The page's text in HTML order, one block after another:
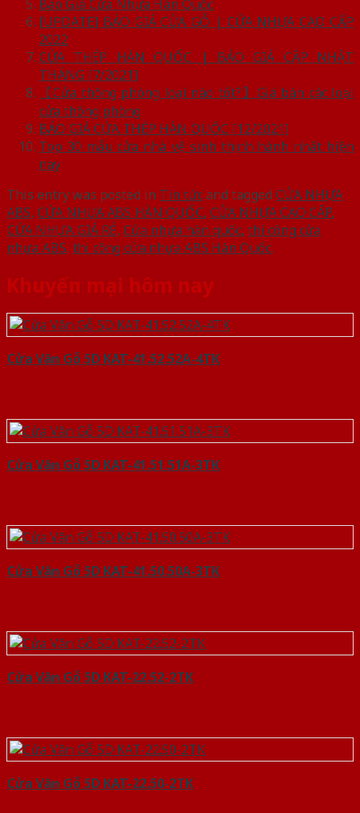
Báo Giá Cửa Nhựa Hàn Quốc
[UPDATE] BÁO GIÁ CỬA GỖ | CỬA NHỰA CAO CẤP
2022
CỬA THÉP HÀN QUỐC | BÁO GIÁ CẬP NHẬT
THÁNG [7/2021]
【Cửa thông phòng loại nào tốt?】Giá bán các loại
cửa thông phòng
BÁO GIÁ CỬA THÉP HÀN QUỐC [12/2021]
Top 30 mẫu cửa nhà vệ sinh thịnh hành nhất hiện
nay
This entry was posted in Tin tứcand tagged CỬA NHỰA
ABS, CỬA NHỰA ABS HÀN QUỐC, CỬA NHỰA CAO CẤP,
CỬA NHỰA GIÁ RẺ, Cửa nhựa hàn quốc, thi công cửa
nhựa ABS, thi công cửa nhựa ABS Hàn Quốc.
Khuyến mại hôm nay
Cửa Vân Gỗ 5D KAT-41.52.52A-4TK
Cửa Vân Gỗ 5D KAT-41.51.51A-3TK
Cửa Vân Gỗ 5D KAT-41.50.50A-3TK
Cửa Vân Gỗ 5D KAT-22.52-2TK
Cửa Vân Gỗ 5D KAT-22.50-2TK